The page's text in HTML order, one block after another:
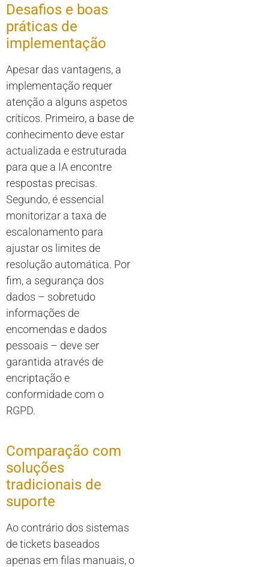
Desafios e boas
práticas de
implementação
Apesar das vantagens, a
implementação requer
atenção a alguns aspetos
críticos. Primeiro, a base de
conhecimento deve estar
actualizada e estruturada
para que a IA encontre
respostas precisas.
Segundo, é essencial
monitorizar a taxa de
escalonamento para
ajustar os limites de
resolução automática. Por
fim, a segurança dos
dados – sobretudo
informações de
encomendas e dados
pessoais – deve ser
garantida através de
encriptação e
conformidade com o
RGPD.
Comparação com
soluções
tradicionais de
suporte
Ao contrário dos sistemas
de tickets baseados
apenas em filas manuais, o